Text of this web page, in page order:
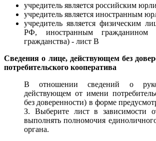
учредитель является российским
учредитель является иностранным
учредитель является физическим
РФ, иностранным
гражданства) - лист В
Сведения о лице, действующем без
потребительского кооператива
В отношении сведений о
действующем от имени
без доверенности) в форме
З. Выберите лист в зависимости
выполнять полномочия
органа.